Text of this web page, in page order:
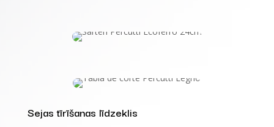
Sejas tīrīšanas līdzeklis